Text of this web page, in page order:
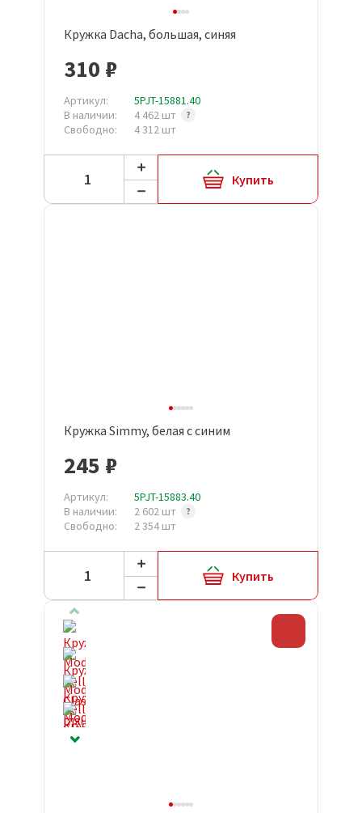
Кружка Dacha, большая, синяя
310 ₽
Артикул:
5PJT-15881.40
В наличии:
4 462 шт
Свободно:
4 312 шт
Купить
Кружка Simmy, белая с синим
245 ₽
Артикул:
5PJT-15883.40
В наличии:
2 602 шт
Свободно:
2 354 шт
Купить